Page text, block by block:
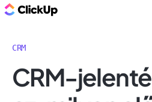
CRM
CRM-